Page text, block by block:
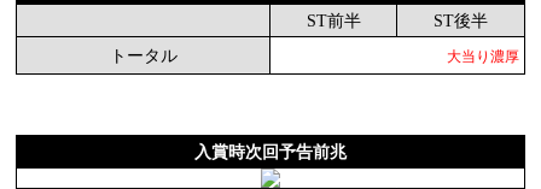
ST前半
ST後半
トータル
大当り濃厚
入賞時次回予告前兆